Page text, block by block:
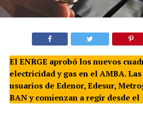
El ENRGE aprobó los nuevos
electricidad y gas en el AMBA.
usuarios de Edenor, Edesur,
BAN y comienzan a regir desde el